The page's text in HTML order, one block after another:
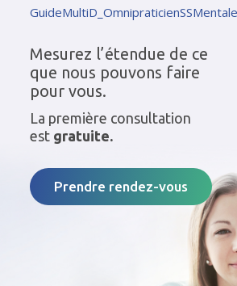
Mesurez l’étendue de ce
que nous pouvons faire
pour vous.
La première consultation
est gratuite.
Prendre rendez-vous